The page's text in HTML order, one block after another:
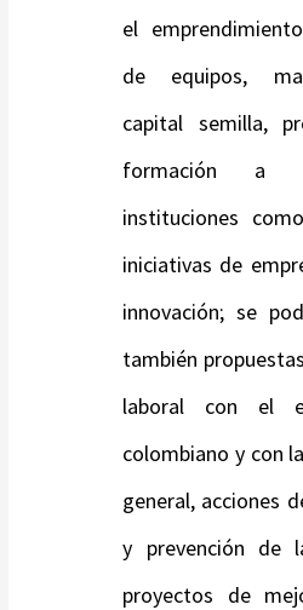
el
de equipos,
capital semilla,
formación a
instituciones
iniciativas de
innovación; se
también
laboral con el
colombiano y con
general, acciones
y prevención de
proyectos de